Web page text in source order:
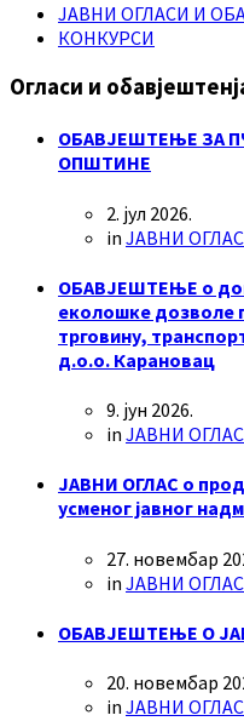
ЈАВНИ ОГЛАСИ И
КОНКУРСИ
Огласи и
ОБАВЈЕШТЕЊЕ ЗА
ОПШТИНЕ
2. јул 2026.
in ЈАВНИ
ОБАВЈЕШТЕЊЕ о
еколошке дозволе
трговину,
д.о.о. Карановац
9. јун 2026.
in ЈАВНИ
ЈАВНИ ОГЛАС о
усменог јавног
27. новембар
in ЈАВНИ
ОБАВЈЕШТЕЊЕ О
20. новембар
in ЈАВНИ